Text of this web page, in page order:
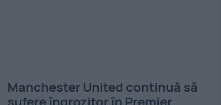
Manchester United continuă să